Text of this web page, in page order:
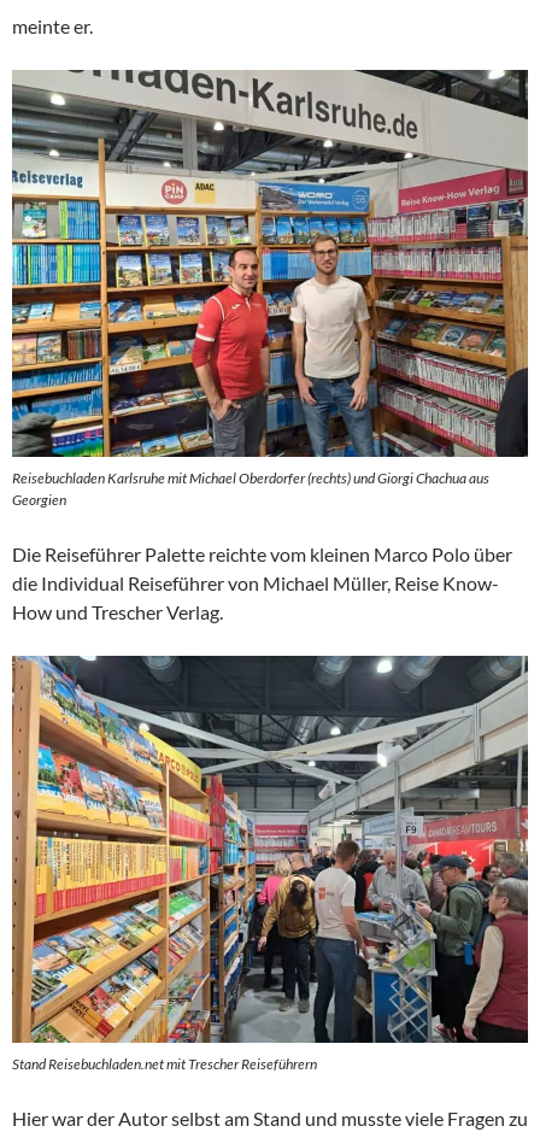
meinte er.
Reisebuchladen Karlsruhe mit Michael Oberdorfer (rechts) und Giorgi Chachua aus
Georgien
Die Reiseführer Palette reichte vom kleinen Marco Polo über
die Individual Reiseführer von Michael Müller, Reise Know-
How und Trescher Verlag.
Stand Reisebuchladen.net mit Trescher Reiseführern
Hier war der Autor selbst am Stand und musste viele Fragen zu